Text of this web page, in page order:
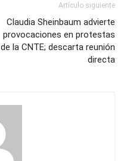
Artículo siguiente
Claudia Sheinbaum advierte
provocaciones en protestas
de la CNTE; descarta reunión
directa